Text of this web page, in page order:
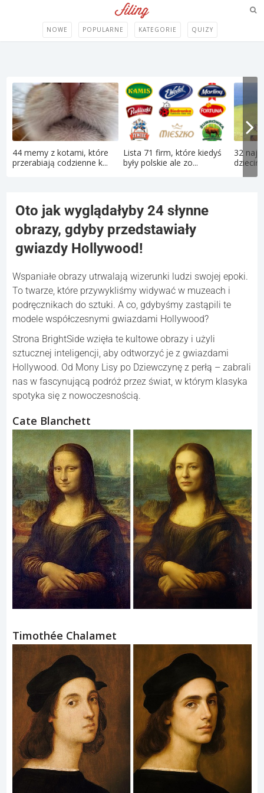
NOWE POPULARNE KATEGORIE QUIZY
44 memy z kotami, które
przerabiają codzienne k...
Lista 71 firm, które kiedyś
były polskie ale zo...
32
Oto jak wyglądałyby 24 słynne
obrazy, gdyby przedstawiały
gwiazdy Hollywood!
Wspaniałe obrazy utrwalają wizerunki ludzi swojej epoki.
To twarze, które przywykliśmy widywać w muzeach i
podręcznikach do sztuki. A co, gdybyśmy zastąpili te
modele współczesnymi gwiazdami Hollywood?
Strona BrightSide wzięła te kultowe obrazy i użyli
sztucznej inteligencji, aby odtworzyć je z gwiazdami
Hollywood. Od Mony Lisy po Dziewczynę z perłą – zabrali
nas w fascynującą podróż przez świat, w którym klasyka
spotyka się z nowoczesnością.
Cate Blanchett
Timothée Chalamet